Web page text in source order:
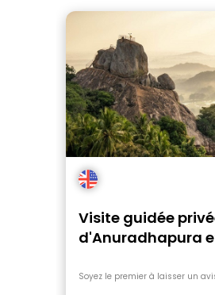
Visite guidée
d'Anuradhapura
Soyez le premier à laisser un